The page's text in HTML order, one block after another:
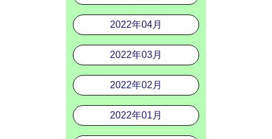
2022年04月
2022年03月
2022年02月
2022年01月